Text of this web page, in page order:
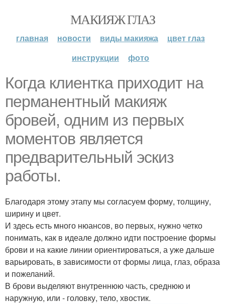
МАКИЯЖ ГЛАЗ
главная новости виды макияжа
цвет глаз
инструкции
фото
Когда клиентка приходит на
перманентный макияж
бровей, одним из первых
моментов является
предварительный эскиз
работы.
Благодаря этому этапу мы согласуем форму, толщину,
ширину и цвет.
И здесь есть много нюансов, во первых, нужно четко
понимать, как в идеале должно идти построение формы
брови и на какие линии ориентироваться, а уже дальше
варьировать, в зависимости от формы лица, глаз, образа
и пожеланий.
В брови выделяют внутреннюю часть, среднюю и
наружную, или - головку, тело, хвостик.